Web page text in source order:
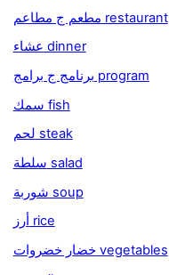
مطعم ج مطاعم restaurant
عشاء dinner
برنامج ج برامج program
سمك fish
لحم steak
سلطة salad
شوربة soup
أرز rice
خضار خضروات vegetables